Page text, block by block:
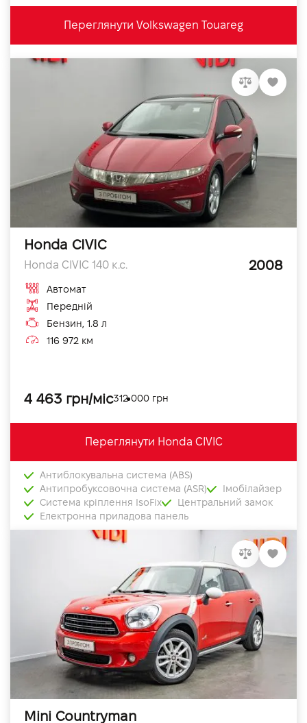
Переглянути Volkswagen Touareg
Honda CIVIC
Honda CIVIC 140 к.с. 2008
Автомат
Передній
Бензин, 1.8 л
116 972 км
4 463 грн/міс312 000 грн
Переглянути Honda CIVIC
Антиблокувальна система (ABS)
Антипробуксовочна система (ASR)
Імобілайзер
Система кріплення IsoFix
Центральний замок
Електронна приладова панель
Mini Countryman